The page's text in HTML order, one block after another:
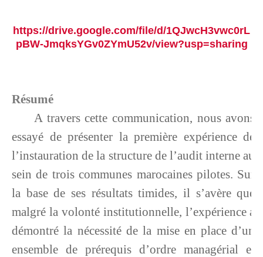
https://drive.google.com/file/d/1QJwcH3vwc0rL
pBW-JmqksYGv0ZYmU52v/view?usp=sharing
Résumé
A travers cette communication, nous avons
essayé de présenter la première expérience de
l’instauration de la structure de l’audit interne au
sein de trois communes marocaines pilotes. Sur
la base de ses résultats timides, il s’avère que
malgré la volonté institutionnelle, l’expérience a
démontré la nécessité de la mise en place d’un
ensemble de prérequis d’ordre managérial et